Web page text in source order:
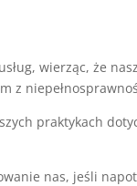
wierząc, że
z
praktykach
nas, jeśli